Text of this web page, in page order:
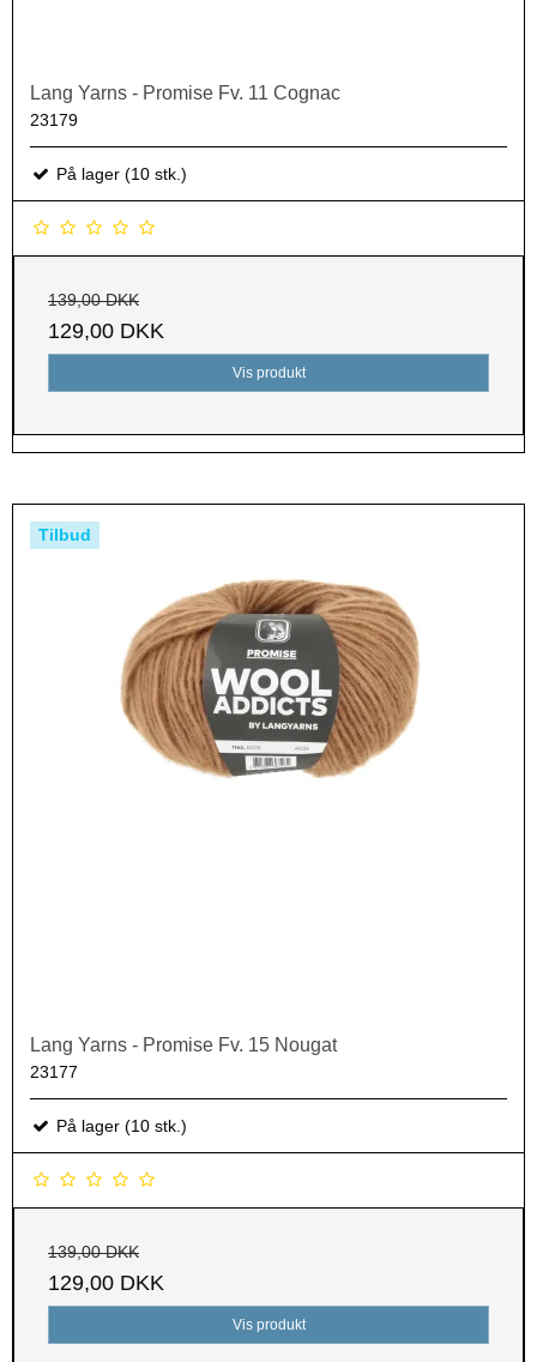
Lang Yarns - Promise Fv. 11 Cognac
23179
På lager (10 stk.)
139,00 DKK
129,00 DKK
Vis produkt
Tilbud
Lang Yarns - Promise Fv. 15 Nougat
23177
På lager (10 stk.)
139,00 DKK
129,00 DKK
Vis produkt